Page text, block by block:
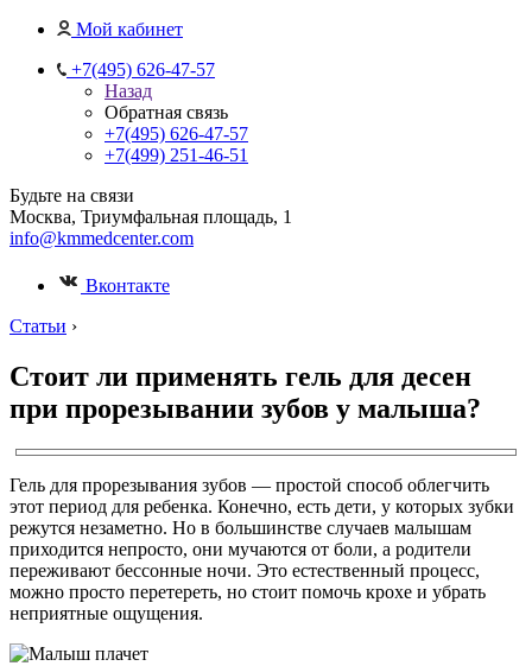
Мой кабинет
+7(495) 626-47-57
Назад
Обратная связь
+7(495) 626-47-57
+7(499) 251-46-51
Будьте на связи
Москва, Триумфальная площадь, 1
info@kmmedcenter.com
Вконтакте
Статьи ›
Стоит ли применять гель для десен
при прорезывании зубов у малыша?
Гель для прорезывания зубов — простой способ облегчить
этот период для ребенка. Конечно, есть дети, у которых зубки
режутся незаметно. Но в большинстве случаев малышам
приходится непросто, они мучаются от боли, а родители
переживают бессонные ночи. Это естественный процесс,
можно просто перетереть, но стоит помочь крохе и убрать
неприятные ощущения.